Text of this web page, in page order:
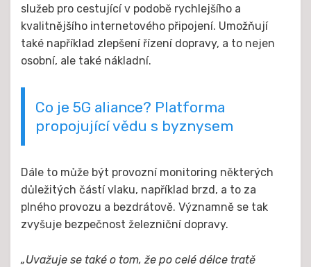
služeb pro cestující v podobě rychlejšího a
kvalitnějšího internetového připojení. Umožňují
také například zlepšení řízení dopravy, a to nejen
osobní, ale také nákladní.
Co je 5G aliance? Platforma
propojující vědu s byznysem
Dále to může být provozní monitoring některých
důležitých částí vlaku, například brzd, a to za
plného provozu a bezdrátově. Významně se tak
zvyšuje bezpečnost železniční dopravy.
„Uvažuje se také o tom, že po celé délce tratě